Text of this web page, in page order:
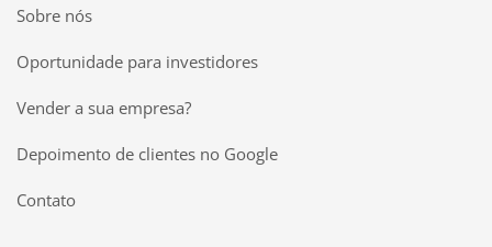
Sobre nós
Oportunidade para investidores
Vender a sua empresa?
Depoimento de clientes no Google
Contato